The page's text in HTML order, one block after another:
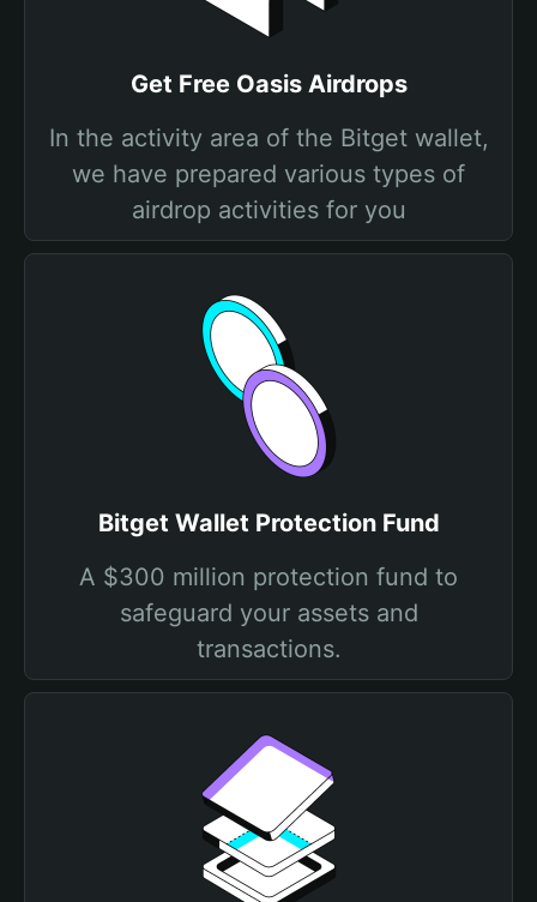
Get Free Oasis Airdrops
In the activity area of the Bitget wallet,
we have prepared various types of
airdrop activities for you
Bitget Wallet Protection Fund
A $300 million protection fund to
safeguard your assets and
transactions.